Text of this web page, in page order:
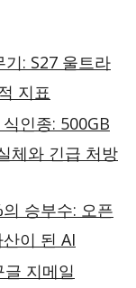
: S27 울트라
지표
인종: 500GB
체와 긴급 처방
승부수: 오픈
이 된 AI
지메일